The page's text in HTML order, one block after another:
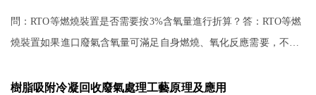
問：RTO等燃燒裝置是否需要按3%含氧量進行折算？答：RTO等燃
燒裝置如果進口廢氣含氧量可滿足自身燃燒、氧化反應需要，不需
氧量進行折算，但需要保證裝置出···
樹脂吸附冷凝回收廢氣處理工藝原理及應用